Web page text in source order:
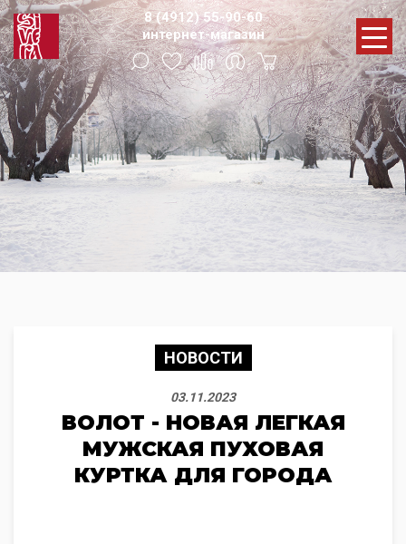
8 (4912) 55-90-60
интернет-магазин
НОВОСТИ
03.11.2023
ВОЛОТ - НОВАЯ ЛЕГКАЯ
МУЖСКАЯ ПУХОВАЯ
КУРТКА ДЛЯ ГОРОДА